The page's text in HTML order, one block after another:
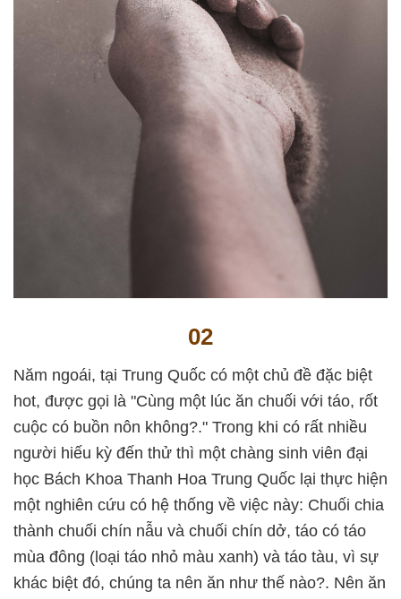
02
Năm ngoái, tại Trung Quốc có một chủ đề đặc biệt
hot, được gọi là "Cùng một lúc ăn chuối với táo, rốt
cuộc có buồn nôn không?." Trong khi có rất nhiều
người hiếu kỳ đến thử thì một chàng sinh viên đại
học Bách Khoa Thanh Hoa Trung Quốc lại thực hiện
một nghiên cứu có hệ thống về việc này: Chuối chia
thành chuối chín nẫu và chuối chín dở, táo có táo
mùa đông (loại táo nhỏ màu xanh) và táo tàu, vì sự
khác biệt đó, chúng ta nên ăn như thế nào?. Nên ăn